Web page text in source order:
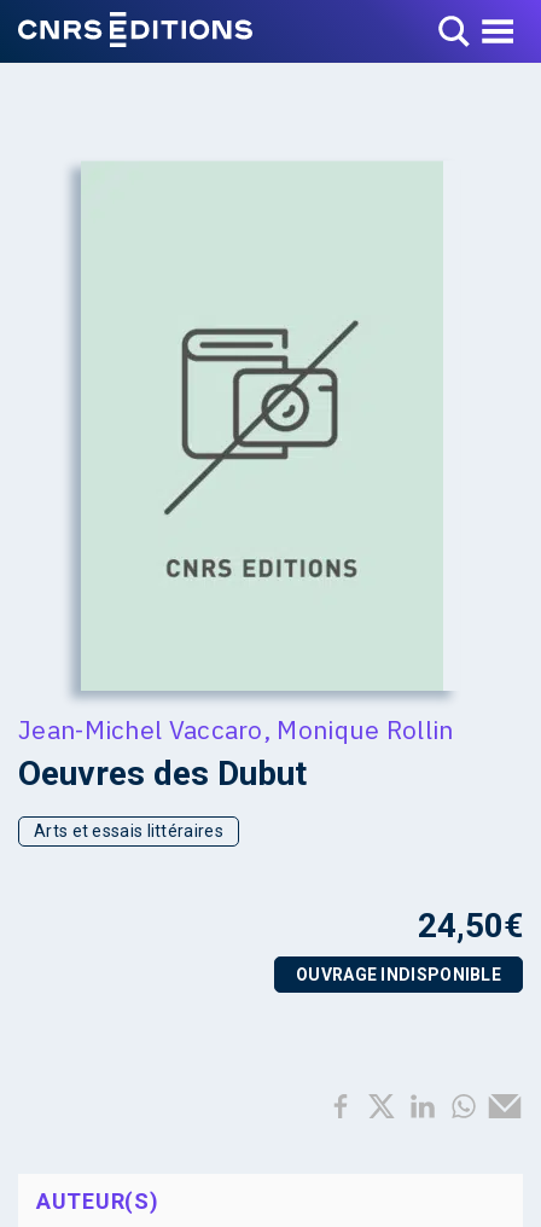
Toggle Menu
Jean-Michel Vaccaro, Monique Rollin
Oeuvres des Dubut
Arts et essais littéraires
24,50€
OUVRAGE INDISPONIBLE
AUTEUR(S)